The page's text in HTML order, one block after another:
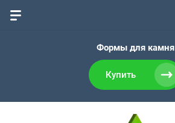
Формы для камня
Купить